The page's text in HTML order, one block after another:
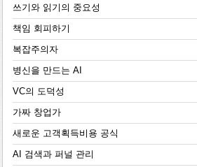
쓰기와 읽기의 중요성
책임 회피하기
복잡주의자
병신을 만드는 AI
VC의 도덕성
가짜 창업가
새로운 고객획득비용 공식
AI 검색과 퍼널 관리